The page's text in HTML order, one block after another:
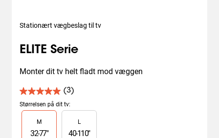
Stationært vægbeslag til tv
ELITE Serie
Monter dit tv helt fladt mod væggen
(3)
5.0
ud
af
stjerner.
Størrelsen på dit tv:
Slide 1 of 2
M
32-77"
L
40-110"